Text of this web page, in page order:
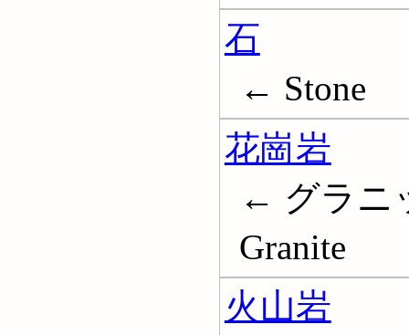
石
← Stone
花崗岩
← グラニ
Granite
火山岩